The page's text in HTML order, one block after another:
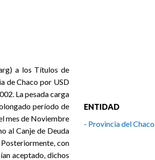
a los Títulos de
de Chaco por USD
La pesada carga
período de
mes de Noviembre
al Canje de Deuda
con
aceptado, dichos
ENTIDAD
- Provincia del Chaco